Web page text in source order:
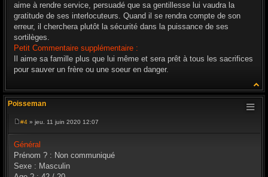
aime à rendre service, persuadé que sa gentillesse lui vaudra la
gratitude de ses interlocuteurs. Quand il se rendra compte de son
erreur, il cherchera plutôt la sécurité dans la puissance de ses
sortilèges.
Petit Commentaire supplémentaire :
Il aime sa famille plus que lui même et sera prêt à tous les sacrifices
pour sauver un frère ou une soeur en danger.
Poisseman
e
s
s
a
e
#4 » jeu. 11 juin 2020 12:07
Général
Prénom ? : Non communiqué
Sexe : Masculin